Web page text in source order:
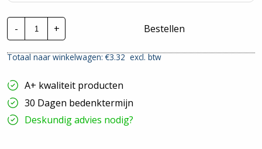
-
Sol+
Siliconenkabel
SIH-
|
hoeveelheid
+ Bestellen
Totaal naar winkelwagen: €3.32excl. btw
A+ kwaliteit producten
30 Dagen bedenktermijn
Deskundig advies nodig?